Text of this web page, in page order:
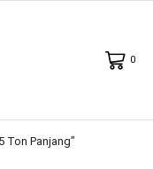
0
Panjang”